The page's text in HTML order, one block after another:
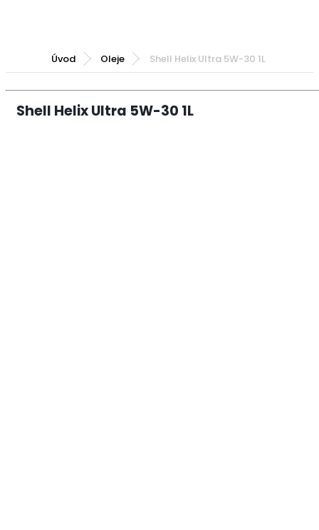
Úvod Oleje Shell Helix Ultra 5W-30 1L
Shell Helix Ultra 5W-30 1L